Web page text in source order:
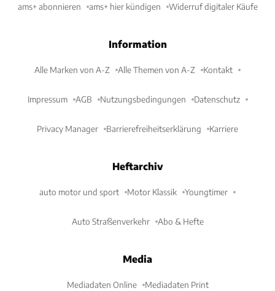
ams+ abonnieren ams+ hier kündigen Widerruf digitaler Käufe
Information
Alle Marken von A-Z Alle Themen von A-Z Kontakt
Impressum AGB Nutzungsbedingungen Datenschutz
Privacy Manager Barrierefreiheitserklärung Karriere
Heftarchiv
auto motor und sport Motor Klassik Youngtimer
Auto Straßenverkehr Abo & Hefte
Media
Mediadaten Online Mediadaten Print